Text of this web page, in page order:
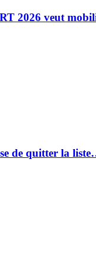
2026 veut
de quitter la